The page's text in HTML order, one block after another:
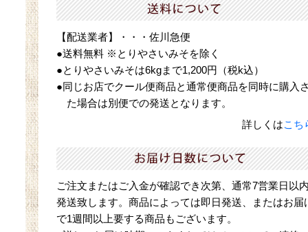
【配送業者】・・・佐川急便
●送料無料 ※とりやさいみそを除く
●とりやさいみそは6kgまで1,200円（税k込）
●同じお店でクール便商品と通常便商品を同時に購入
た場合は別便での発送となります。
詳しくはこち
ご注文またはご入金が確認でき次第、通常7営業日以
発送致します。商品によっては即日発送、またはお届
で1週間以上要する商品もございます。